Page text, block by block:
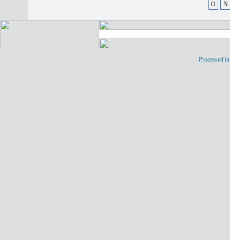
O N
Processed